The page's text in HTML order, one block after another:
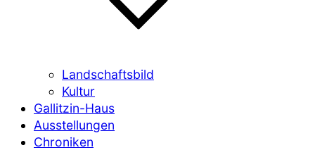
Landschaftsbild
Kultur
Gallitzin-Haus
Ausstellungen
Chroniken